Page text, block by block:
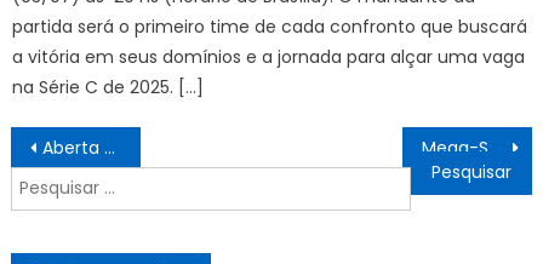
partida será o primeiro time de cada confronto que buscará
a vitória em seus domínios e a jornada para alçar uma vaga
na Série C de 2025. […]
Navegação
de
Post
Aberta votação popular para eleger os vencedores do Prêmio FENIG Destaque Iguaçuano 2025
Pesquisar
por: